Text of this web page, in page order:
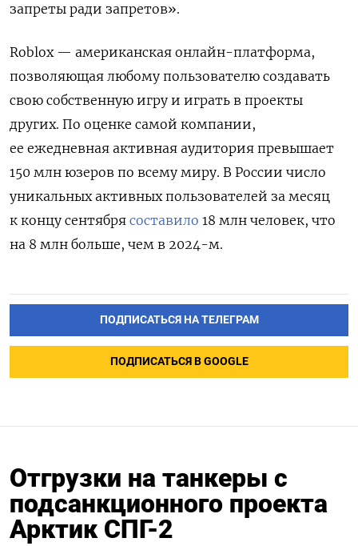
запреты ради запретов».
Roblox — американская онлайн-платформа,
позволяющая любому пользователю создавать
свою собственную игру и играть в проекты
других. По оценке самой компании,
ее ежедневная активная аудитория превышает
150 млн юзеров по всему миру. В России число
уникальных активных пользователей за месяц
к концу сентября составило 18 млн человек, что
на 8 млн больше, чем в 2024-м.
ПОДПИСАТЬСЯ НА ТЕЛЕГРАМ
ПОДПИСАТЬСЯ В GOOGLE
Отгрузки на танкеры с
подсанкционного проекта
Арктик СПГ-2